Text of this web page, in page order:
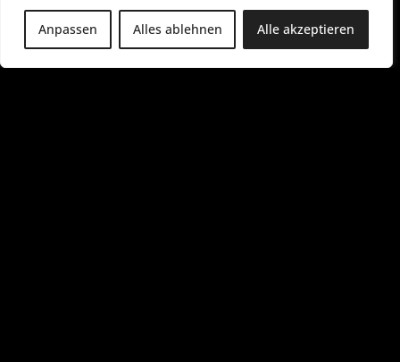
Anpassen Alles ablehnen Alle akzeptieren